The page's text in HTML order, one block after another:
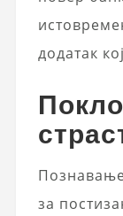
додатак
за